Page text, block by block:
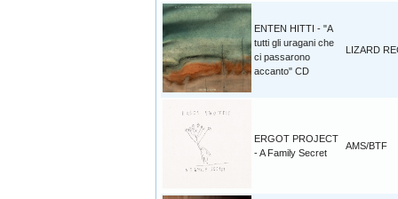
ENTEN HITTI - "A
tutti gli uragani che
ci passarono
accanto" CD
LIZARD
ERGOT PROJECT
- A Family Secret
AMS/BTF